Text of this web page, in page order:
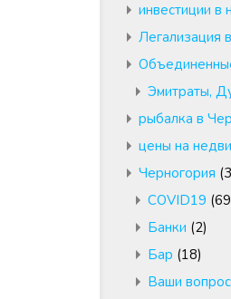
инвестиции в
Легализация
Эмитраты,
рыбалка в
цены на
Черногория
COVID19
Банки (2)
Бар (18)
Ваши